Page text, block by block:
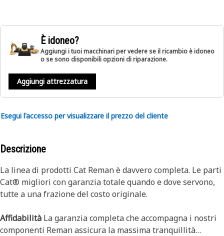
È idoneo?
Aggiungi i tuoi macchinari per vedere se il ricambio è idoneo
o se sono disponibili opzioni di riparazione.
Aggiungi attrezzatura
Esegui l'accesso per visualizzare il prezzo del cliente
Descrizione
La linea di prodotti Cat Reman è davvero completa. Le parti
Cat® migliori con garanzia totale quando e dove servono,
tutte a una frazione del costo originale.
Affidabilità La garanzia completa che accompagna i nostri
componenti Reman assicura la massima tranquillità